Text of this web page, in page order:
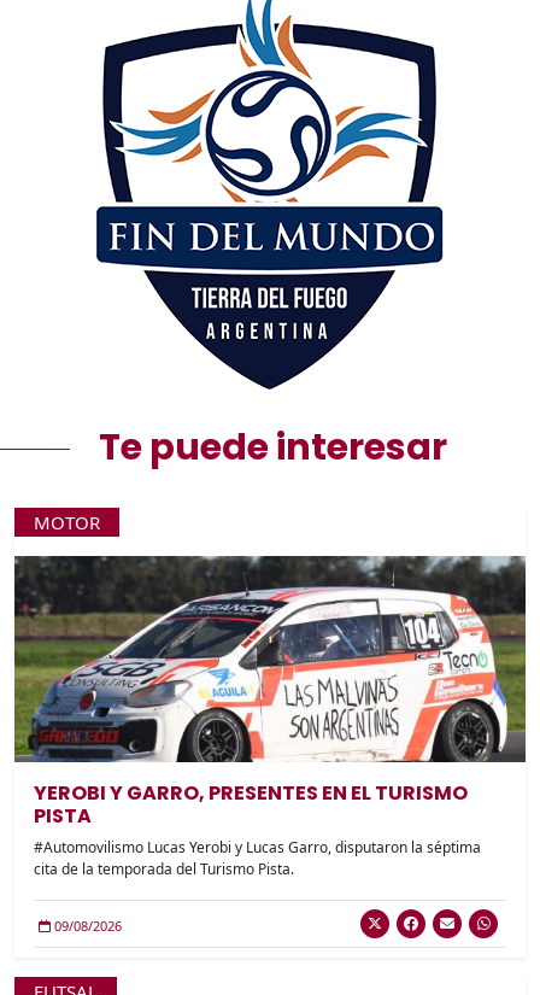
Te puede interesar
MOTOR
YEROBI Y GARRO, PRESENTES EN EL TURISMO
PISTA
#Automovilismo Lucas Yerobi y Lucas Garro, disputaron la séptima
cita de la temporada del Turismo Pista.
09/08/2026